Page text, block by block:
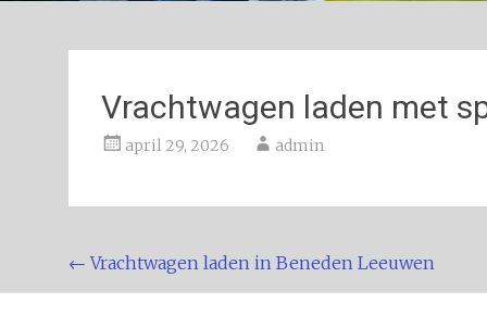
Vrachtwagen laden met
april 29, 2026 admin
Bericht
navigatie
← Vrachtwagen laden in Beneden Leeuwen